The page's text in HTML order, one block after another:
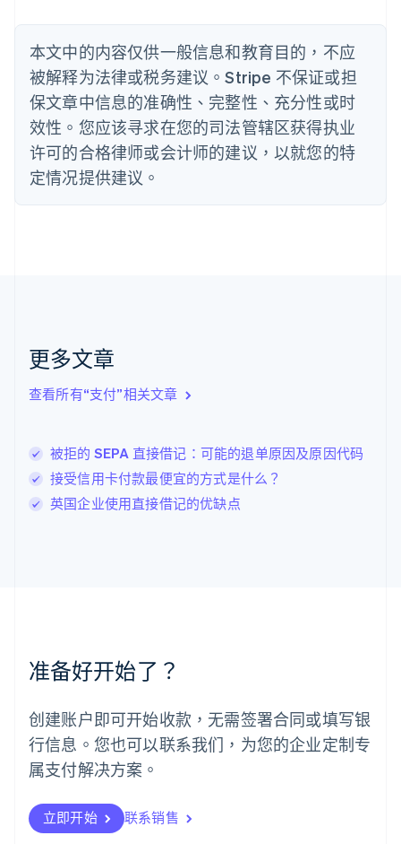
本文中的内容仅供一般信息和教育目的，不应
被解释为法律或税务建议。Stripe 不保证或担
保文章中信息的准确性、完整性、充分性或时
效性。您应该寻求在您的司法管辖区获得执业
许可的合格律师或会计师的建议，以就您的特
定情况提供建议。
更多文章
查看所有“支付”相关文章
被拒的 SEPA 直接借记：可能的退单原因及原因代码
接受信用卡付款最便宜的方式是什么？
英国企业使用直接借记的优缺点
准备好开始了？
创建账户即可开始收款，无需签署合同或填写银
行信息。您也可以联系我们，为您的企业定制专
属支付解决方案。
立即开始 联系销售
丹麦
English
德国
DeutschEnglish
法国
FrançaisEnglish
芬兰
EnglishSvenska
English
English
卢森堡
罗马尼亚
English
挪威
葡萄牙
Português English
日本
日本語English
瑞典
瑞士
DeutschFrançais